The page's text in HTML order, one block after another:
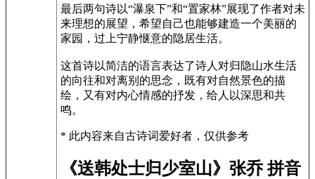
最后两句诗以“瀑泉下”和“置家林”展现了作者对未
来理想的展望，希望自己也能够建造一个美丽的
家园，过上宁静惬意的隐居生活。
这首诗以简洁的语言表达了诗人对归隐山水生活
的向往和对离别的思念，既有对自然景色的描
绘，又有对内心情感的抒发，给人以深思和共
鸣。
* 此内容来自古诗词爱好者，仅供参考
《送韩处士归少室山》张乔 拼音